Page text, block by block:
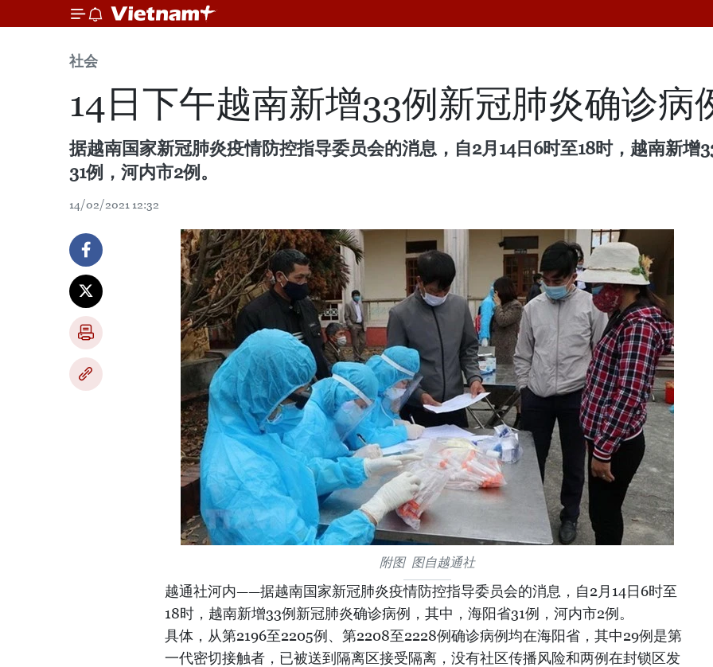
社会
14日下午越南新增33例新冠肺炎确诊病
据越南国家新冠肺炎疫情防控指导委员会的消息，自2月14日6时至18时，越南新增
31例，河内市2例。
14/02/2021 12:32
附图 图自越通社
越通社河内——据越南国家新冠肺炎疫情防控指导委员会的消息，自2月14日6时至
18时，越南新增33例新冠肺炎确诊病例，其中，海阳省31例，河内市2例。
具体，从第2196至2205例、第2208至2228例确诊病例均在海阳省，其中29例是第
一代密切接触者，已被送到隔离区接受隔离，没有社区传播风险和两例在封锁区发